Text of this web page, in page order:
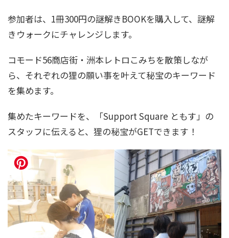
参加者は、1冊300円の謎解きBOOKを購入して、謎解
きウォークにチャレンジします。
コモード56商店街・洲本レトロこみちを散策しなが
ら、それぞれの狸の願い事を叶えて秘宝のキーワード
を集めます。
集めたキーワードを、「Support Square ともす」の
スタッフに伝えると、狸の秘宝がGETできます！